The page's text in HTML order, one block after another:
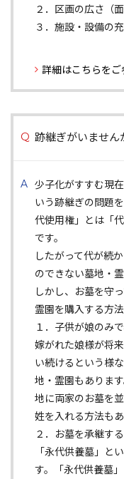
２．区画の広さ（面
３．施設・設備の
詳細はこちらをご
跡継ぎがいません
少子化がすすむ現
いう跡継ぎの問題
代使用権」とは「
です。
したがって代が続
のできない墓地・
しかし、お墓を守
霊園を購入する方法
１．子供が娘のみ
嫁がれた娘様が将
い続けるという様
地・霊園もありま
地に両家のお墓を
姓を入れる方法もあ
２．お墓を承継す
「永代供養墓」と
す。「永代供養墓